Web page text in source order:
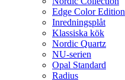
Edge Color Edition
Inredningsplåt
Klassiska kök
Nordic Quartz
NU-serien
Opal Standard
Radius